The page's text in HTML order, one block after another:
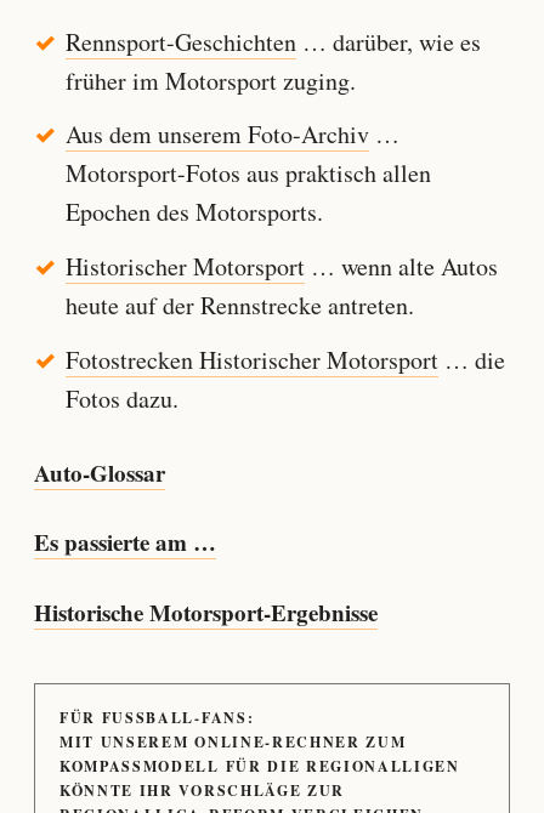
Rennsport-Geschichten… darüber, wie es
früher im Motorsport zuging.
Aus dem unserem Foto-Archiv…
Motorsport-Fotos aus praktisch allen
Epochen des Motorsports.
Historischer Motorsport… wenn alte Autos
heute auf der Rennstrecke antreten.
Fotostrecken Historischer Motorsport… die
Fotos dazu.
Auto-Glossar
Es passierte am …
Historische Motorsport-Ergebnisse
FÜR FUSSBALL-FANS:
MIT UNSEREM ONLINE-RECHNER ZUM
KOMPASSMODELL FÜR DIE REGIONALLIGEN
KÖNNTE IHR VORSCHLÄGE ZUR